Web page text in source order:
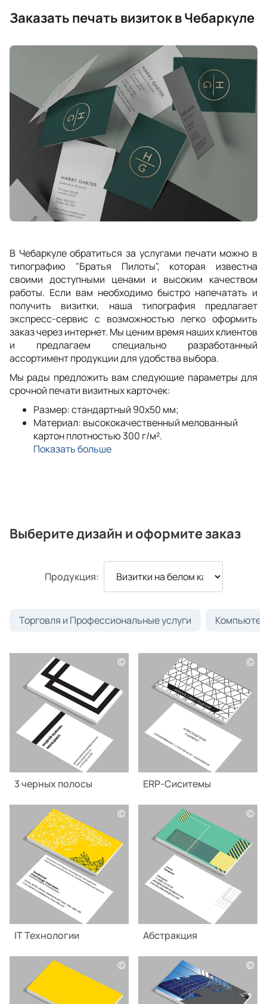
Заказать печать визиток в Чебаркуле
В Чебаркуле обратиться за услугами печати можно в
типографию "Братья Пилоты", которая известна
своими доступными ценами и высоким качеством
работы. Если вам необходимо быстро напечатать и
получить визитки, наша типография предлагает
экспресс-сервис с возможностью легко оформить
заказ через интернет. Мы ценим время наших клиентов
и предлагаем специально разработанный
ассортимент продукции для удобства выбора.
Мы рады предложить вам следующие параметры для
срочной печати визитных карточек:
Размер: стандартный 90x50 мм;
Материал: высококачественный мелованный
картон плотностью 300 г/м².
Показать больше
Выберите дизайн и оформите заказ
Продукция:
Торговля и Профессиональные услуги
©
3 черных полосы
©
ERP-Сиситемы
©
IT Технологии
©
Абстракция
© ©